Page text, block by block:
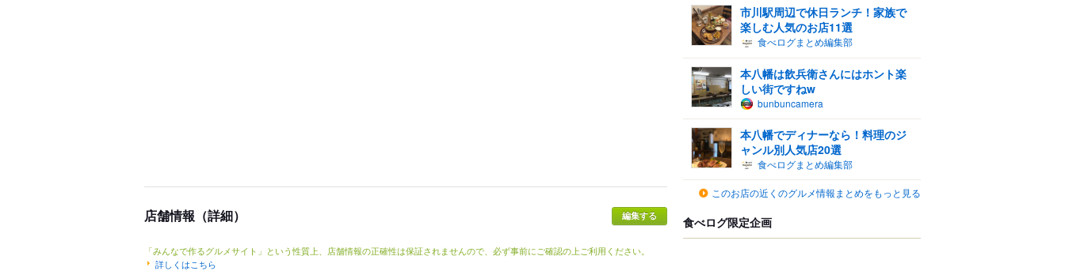
店舗情報（詳細）
「みんなで作るグルメサイト」という性質上、店舗情報の正確性は保証されませんので、必ず事前にご確認の上ご利用ください。
詳しくはこちら
市川駅周辺で休日ランチ！家族で
楽しむ人気のお店11選
食べログまとめ編集部
本八幡は飲兵衛さんにはホント楽
しい街ですねw
bunbuncamera
本八幡でディナーなら！料理のジ
ャンル別人気店20選
食べログまとめ編集部
このお店の近くのグルメ情報まとめをもっと見る
食べログ限定企画